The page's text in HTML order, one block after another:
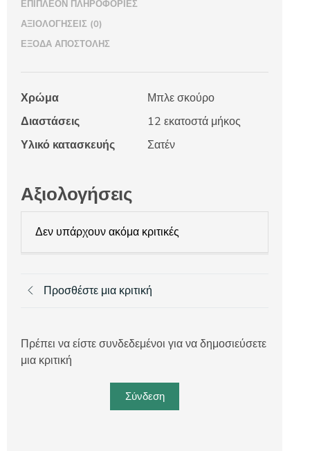
ΕΠΙΠΛΈΟΝ ΠΛΗΡΟΦΟΡΊΕΣ
ΑΞΙΟΛΟΓΉΣΕΙΣ (0)
ΈΞΟΔΑ ΑΠΟΣΤΟΛΉΣ
Χρώμα
Μπλε σκούρο
Διαστάσεις
12 εκατοστά μήκος
Υλικό κατασκευής
Σατέν
Αξιολογήσεις
Δεν υπάρχουν ακόμα κριτικές
Προσθέστε μια κριτική
Πρέπει να είστε συνδεδεμένοι για να δημοσιεύσετε
μια κριτική
Σύνδεση